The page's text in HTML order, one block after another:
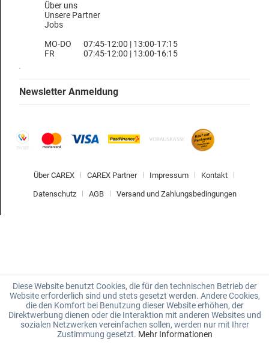
Über uns
Unsere Partner
Jobs
MO-DO
FR
07:45-12:00 | 13:00-17:15
07:45-12:00 | 13:00-16:15
Newsletter Anmeldung
Über CAREX CAREX Partner Impressum Kontakt
Datenschutz AGB Versand und Zahlungsbedingungen
Diese Website benutzt Cookies, die für den technischen Betrieb der
Website erforderlich sind und stets gesetzt werden. Andere Cookies,
die den Komfort bei Benutzung dieser Website erhöhen, der
Direktwerbung dienen oder die Interaktion mit anderen Websites und
sozialen Netzwerken vereinfachen sollen, werden nur mit Ihrer
Zustimmung gesetzt. Mehr Informationen